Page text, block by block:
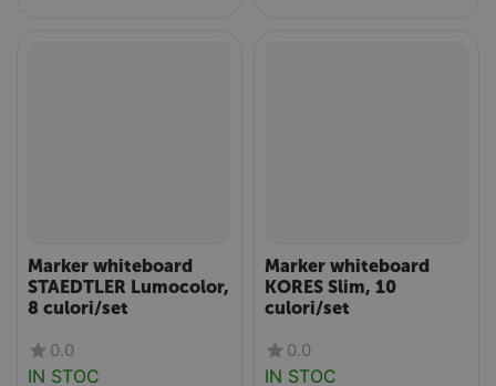
Marker whiteboard
STAEDTLER Lumocolor,
8 culori/set
0.0
IN STOC
Marker whiteboard
KORES Slim, 10
culori/set
0.0
IN STOC